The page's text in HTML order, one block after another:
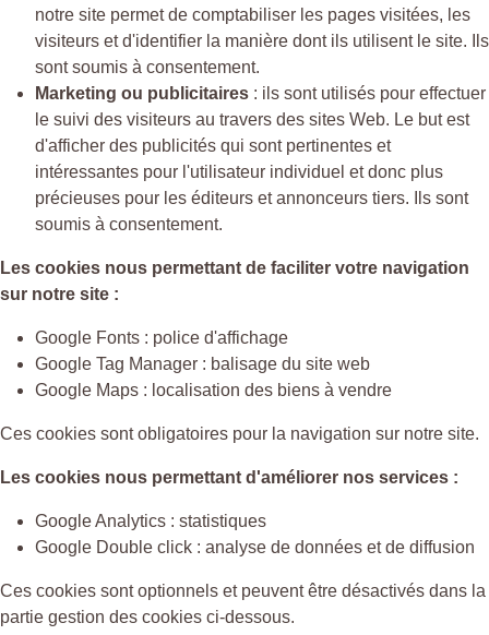
notre site permet de comptabiliser les pages visitées, les
visiteurs et d'identifier la manière dont ils utilisent le site. Ils
sont soumis à consentement.
Marketing ou publicitaires : ils sont utilisés pour effectuer
le suivi des visiteurs au travers des sites Web. Le but est
d'afficher des publicités qui sont pertinentes et
intéressantes pour l'utilisateur individuel et donc plus
précieuses pour les éditeurs et annonceurs tiers. Ils sont
soumis à consentement.
Les cookies nous permettant de faciliter votre navigation
sur notre site :
Google Fonts : police d'affichage
Google Tag Manager : balisage du site web
Google Maps : localisation des biens à vendre
Ces cookies sont obligatoires pour la navigation sur notre site.
Les cookies nous permettant d'améliorer nos services :
Google Analytics : statistiques
Google Double click : analyse de données et de diffusion
Ces cookies sont optionnels et peuvent être désactivés dans la
partie gestion des cookies ci-dessous.